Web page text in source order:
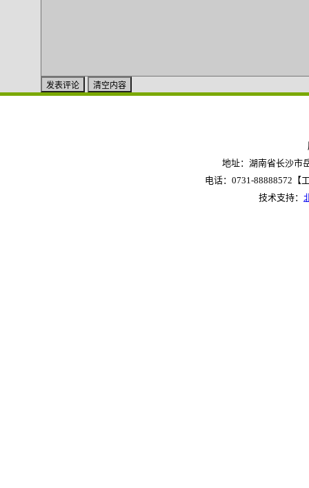
地址：湖南省长沙市
电话：0731-88888572【
技术支持：